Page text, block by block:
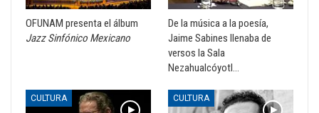
OFUNAM presenta el álbum
Jazz Sinfónico Mexicano
De la música a la poesía,
Jaime Sabines llenaba de
versos la Sala
Nezahualcóyotl…
CULTURA CULTURA